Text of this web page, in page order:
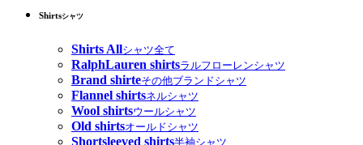
Shirtsシャツ
Shirts Allシャツ全て
RalphLauren shirtsラルフローレンシャツ
Brand shirteその他ブランドシャツ
Flannel shirtsネルシャツ
Wool shirtsウールシャツ
Old shirtsオールドシャツ
Shortsleeved shirts半袖シャツ